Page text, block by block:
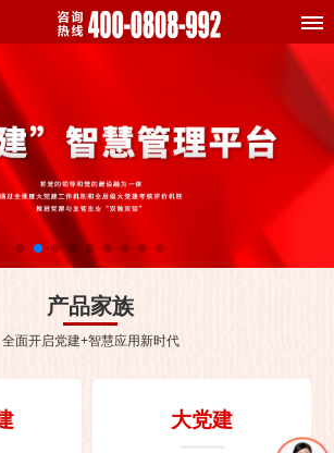
产品家族
全面开启党建+智慧应用新时代
大党建